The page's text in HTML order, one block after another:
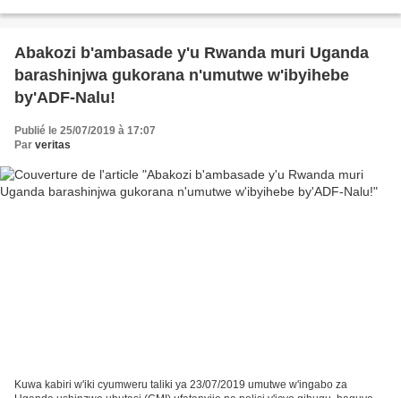
Abakozi b'ambasade y'u Rwanda muri Uganda
barashinjwa gukorana n'umutwe w'ibyihebe
by'ADF-Nalu!
Publié le 25/07/2019 à 17:07
Par veritas
Kuwa kabiri w'iki cyumweru taliki ya 23/07/2019 umutwe w'ingabo za